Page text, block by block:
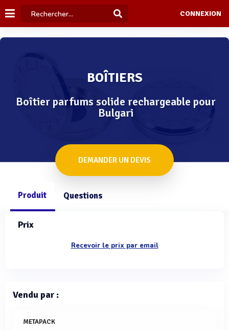
CONNEXION
BOÎTIERS
Boîtier parfums solide rechargeable pour
Bulgari
DEMANDER UN DEVIS
Produit Questions
Prix
Recevoir le prix par email
Vendu par :
METAPACK